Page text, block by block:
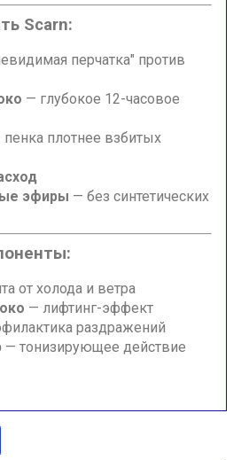
Scarn:
перчатка" против
— глубокое 12-часовое
пенка плотнее взбитых
эфиры — без синтетических
от холода и ветра
— лифтинг-эффект
раздражений
— тонизирующее действие